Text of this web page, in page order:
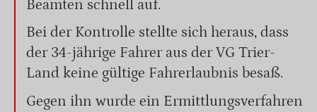
Beamten schnell auf.
Bei der Kontrolle stellte sich heraus, dass
der 34-jährige Fahrer aus der VG Trier-
Land keine gültige Fahrerlaubnis besaß.
Gegen ihn wurde ein Ermittlungsverfahren